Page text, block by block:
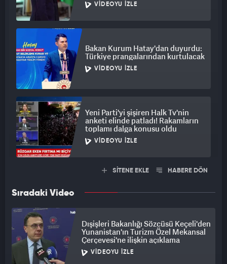
VIDEOYU İZLE
Bakan Kurum Hatay'dan duyurdu:
Türkiye prangalarından kurtulacak
VIDEOYU İZLE
Yeni Parti'yi şişiren Halk Tv'nin
anketi elinde patladı! Rakamların
toplamı dalga konusu oldu
VIDEOYU İZLE
SİTENE EKLE HABERE DÖN
Sıradaki Video
Dışişleri Bakanlığı Sözcüsü Keçeli'den
Yunanistan'ın Turizm Özel Mekansal
Çerçevesi'ne ilişkin açıklama
VIDEOYU İZLE